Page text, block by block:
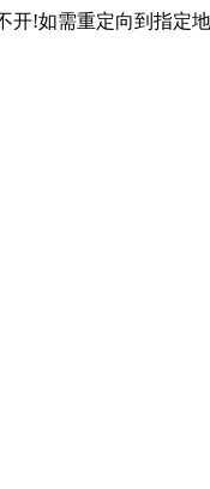
开!如需重定向到指定